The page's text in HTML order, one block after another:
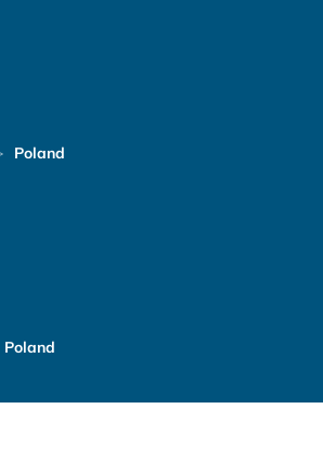
Poland
Poland